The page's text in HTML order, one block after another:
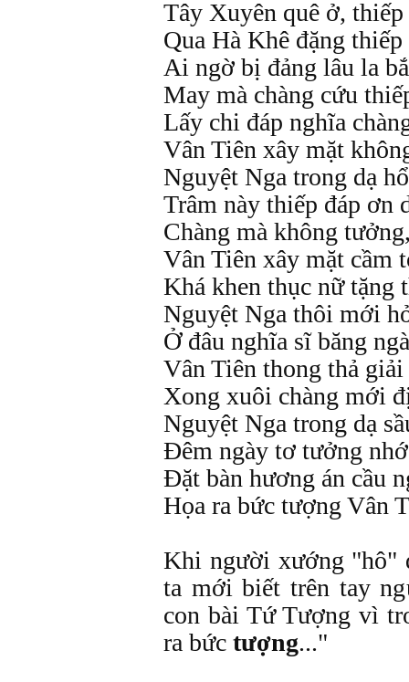
Tây Xuyên quê ở,
Qua Hà Khê đặng thiếp
Ai ngờ bị đảng lâu la
May mà chàng cứu
Lấy chi đáp nghĩa
Vân Tiên xây mặt
Nguyệt Nga trong dạ
Trâm này thiếp đáp ơn
Chàng mà không
Vân Tiên xây mặt cầm
Khá khen thục nữ tặng
Nguyệt Nga thôi mới
Ở đâu nghĩa sĩ băng
Vân Tiên thong thả giải
Xong xuôi chàng mới
Nguyệt Nga trong dạ
Đêm ngày tơ tưởng
Đặt bàn hương án cầu
Họa ra bức tượng Vân
Khi người xướng "hô"
ta mới biết trên tay
con bài Tứ Tượng vì
ra bức tượng..."